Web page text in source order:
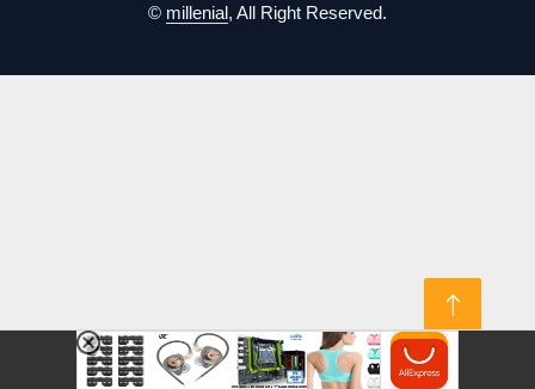
© millenial, All Right Reserved.